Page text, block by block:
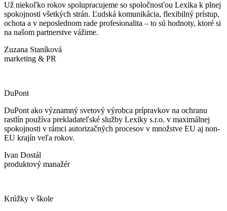
Už niekoľko rokov spolupracujeme so spoločnosťou Lexika k plnej
spokojnosti všetkých strán. Ľudská komunikácia, flexibilný prístup,
ochota a v neposlednom rade profesionalita – to sú hodnoty, ktoré si
na našom partnerstve vážime.
Zuzana Staníková
marketing & PR
DuPont
DuPont ako významný svetový výrobca prípravkov na ochranu
rastlín používa prekladateľské služby Lexiky s.r.o. v maximálnej
spokojnosti v rámci autorizačných procesov v množstve EU aj non-
EU krajín veľa rokov.
Ivan Dostál
produktový manažér
Krúžky v škole